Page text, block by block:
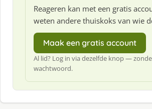
Reageren kan met een gratis
weten andere thuiskoks van wie
Maak een gratis account
Al lid? Log in via dezelfde knop —
wachtwoord.